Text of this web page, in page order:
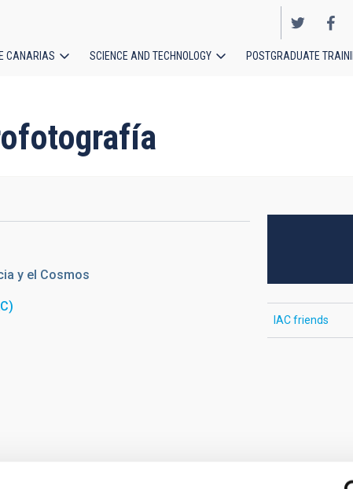
CANARIAS SCIENCE AND TECHNOLOGY POSTGRADUATE
y el Cosmos
IAC friends